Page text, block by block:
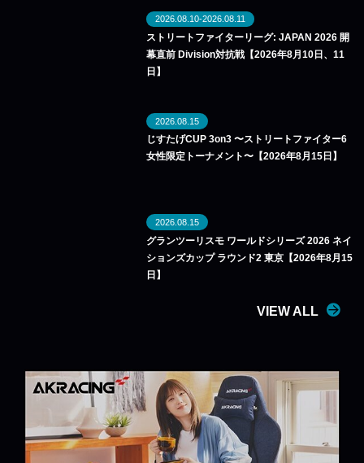
2026.08.10-2026.08.11
ストリートファイターリーグ: JAPAN 2026 開
幕直前 Division対抗戦【2026年8月10日、11
日】
2026.08.15
じすたげCUP 3on3 〜ストリートファイター6
女性限定トーナメント〜【2026年8月15日】
2026.08.15
グランツーリスモ ワールドシリーズ 2026 ネイ
ションズカップ ラウンド2 東京【2026年8月15
日】
VIEW ALL